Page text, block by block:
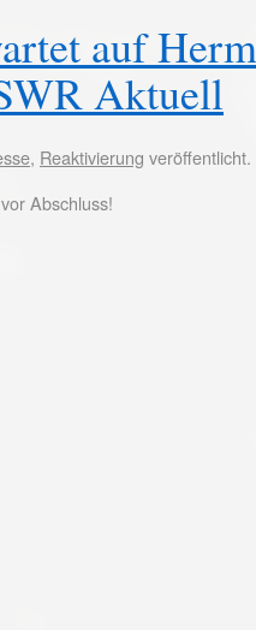
auf
Aktuell
, Reaktivierung
Abschluss!